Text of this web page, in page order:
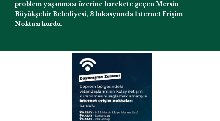
problem yaşanması üzerine harekete geçen Mersin
Büyükşehir Belediyesi, 3 lokasyonda İnternet Erişim
Noktası kurdu.